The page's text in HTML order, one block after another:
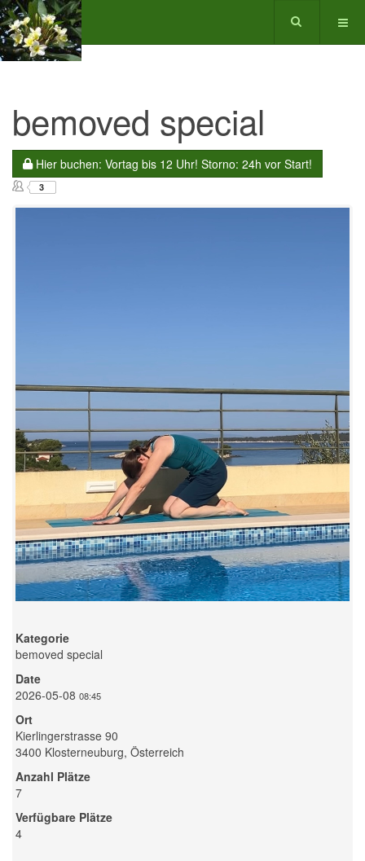
bemoved special
Hier buchen: Vortag bis 12 Uhr! Storno: 24h vor Start!
3
Kategorie
bemoved special
Date
2026-05-08 08:45
Ort
Kierlingerstrasse 90
3400 Klosterneuburg, Österreich
Anzahl Plätze
7
Verfügbare Plätze
4